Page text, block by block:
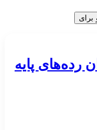
رده‌های پایه